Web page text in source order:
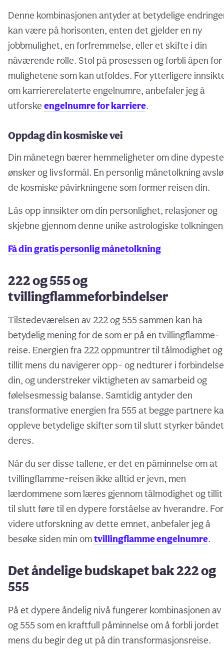
Denne kombinasjonen antyder at betydelige
kan være på horisonten, enten det gjelder en ny
jobbmulighet, en forfremmelse, eller et skifte i din
nåværende rolle. Stol på prosessen og forbli åpen for
mulighetene som kan utfoldes. For ytterligere
om karriererelaterte engelnumre, anbefaler jeg å
utforske engelnumre for karriere.
Oppdag din kosmiske vei
Din månetegn bærer hemmeligheter om dine dypeste
ønsker og livsformål. En personlig månetolkning
de kosmiske påvirkningene som former reisen din.
Lås opp innsikter om din personlighet, relasjoner og
skjebne gjennom denne unike astrologiske
Få din gratis personlig månetolkning
222 og 555 og
tvillingflammeforbindelser
Tilstedeværelsen av 222 og 555 sammen kan ha
betydelig mening for de som er på en tvillingflamme-
reise. Energien fra 222 oppmuntrer til tålmodighet og
tillit mens du navigerer opp- og nedturer i
din, og understreker viktigheten av samarbeid og
følelsesmessig balanse. Samtidig antyder den
transformative energien fra 555 at begge partnere
oppleve betydelige skifter som til slutt styrker båndet
deres.
Når du ser disse tallene, er det en påminnelse om at
tvillingflamme-reisen ikke alltid er jevn, men
lærdommene som læres gjennom tålmodighet og
til slutt føre til en dypere forståelse av hverandre. For
videre utforskning av dette emnet, anbefaler jeg å
besøke siden min omtvillingflamme engelnumre.
Det åndelige budskapet bak 222 og
555
På et dypere åndelig nivå fungerer kombinasjonen av
og 555 som en kraftfull påminnelse om å forbli jordet
mens du begir deg ut på din transformasjonsreise.